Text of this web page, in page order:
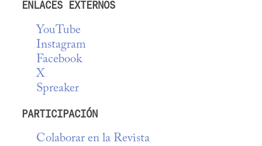
ENLACES EXTERNOS
YouTube
Instagram
Facebook
X
Spreaker
PARTICIPACIÓN
Colaborar en la Revista